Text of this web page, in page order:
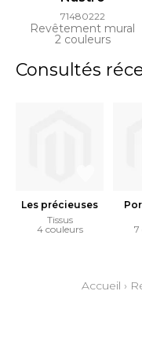
71480222
Revêtement mural
2 couleurs
Consultés
Les précieuses
Tissus
4 couleurs
7
Accueil ›